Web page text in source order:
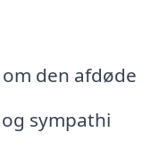
den afdøde
sympathi